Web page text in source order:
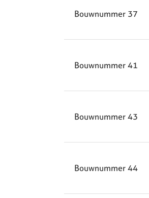
Bouwnummer 37
Bouwnummer 41
Bouwnummer 43
Bouwnummer 44